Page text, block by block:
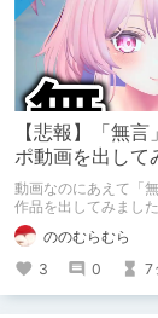
【悲報】「無
ポ動画を出し
動画なのにあえて「
作品を出してみまし
りのものは作れたの
上がね……
ののむらむら
3
0 7